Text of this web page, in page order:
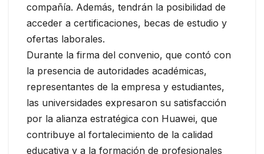
compañía. Además, tendrán la posibilidad de
acceder a certificaciones, becas de estudio y
ofertas laborales.
Durante la firma del convenio, que contó con
la presencia de autoridades académicas,
representantes de la empresa y estudiantes,
las universidades expresaron su satisfacción
por la alianza estratégica con Huawei, que
contribuye al fortalecimiento de la calidad
educativa y a la formación de profesionales